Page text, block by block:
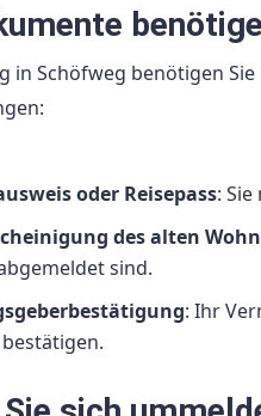
in Schöfweg benötigen
oder Reisepass:
des alten
sind.
: Ihr